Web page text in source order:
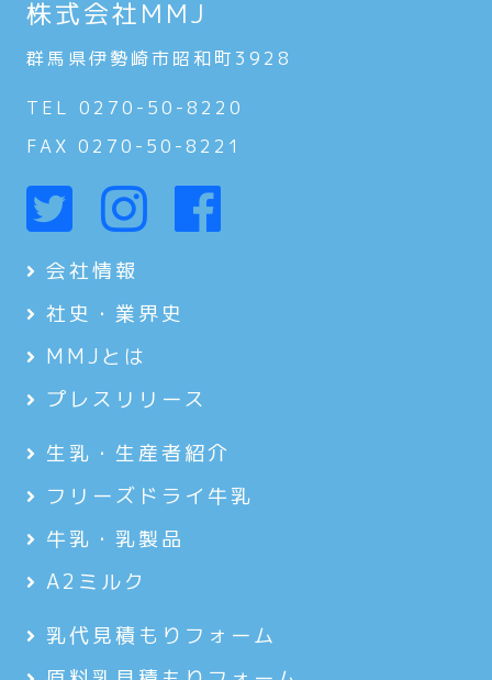
株式会社MMJ
群馬県伊勢崎市昭和町3928
TEL 0270-50-8220
FAX 0270-50-8221
会社情報
社史・業界史
MMJとは
プレスリリース
生乳・生産者紹介
フリーズドライ牛乳
牛乳・乳製品
A2ミルク
乳代見積もりフォーム